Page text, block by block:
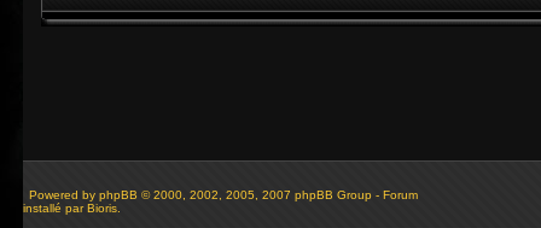
Powered by phpBB © 2000, 2002, 2005, 2007 phpBB Group - Forum
installé par Bioris.